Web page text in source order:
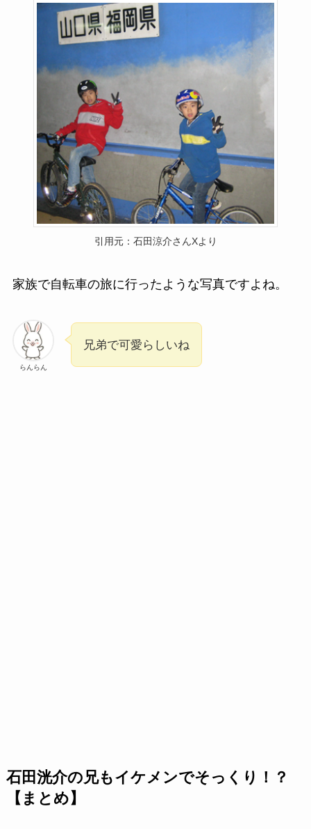
引用元：石田涼介さんXより
家族で自転車の旅に行ったような写真ですよね。
らんらん
兄弟で可愛らしいね
石田洸介の兄もイケメンでそっくり！？
【まとめ】